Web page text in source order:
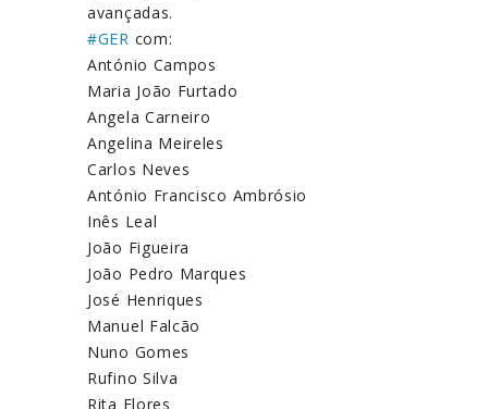
avançadas.
#GER com:
António Campos
Maria João Furtado
Angela Carneiro
Angelina Meireles
Carlos Neves
António Francisco Ambrósio
Inês Leal
João Figueira
João Pedro Marques
José Henriques
Manuel Falcão
Nuno Gomes
Rufino Silva
Rita Flores